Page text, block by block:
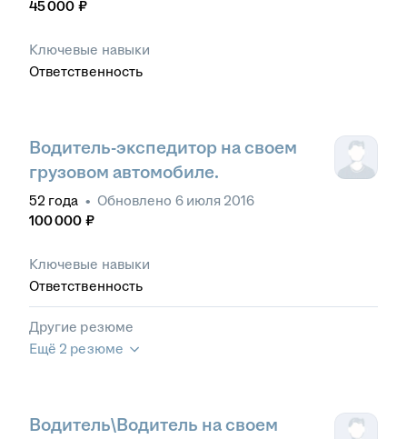
45 000 ₽
Ключевые навыки
Ответственность
Водитель-экспедитор на своем
грузовом автомобиле.
52 года • Обновлено 6 июля 2016
100 000 ₽
Ключевые навыки
Ответственность
Другие резюме
Ещё 2 резюме
Водитель\Водитель на своем